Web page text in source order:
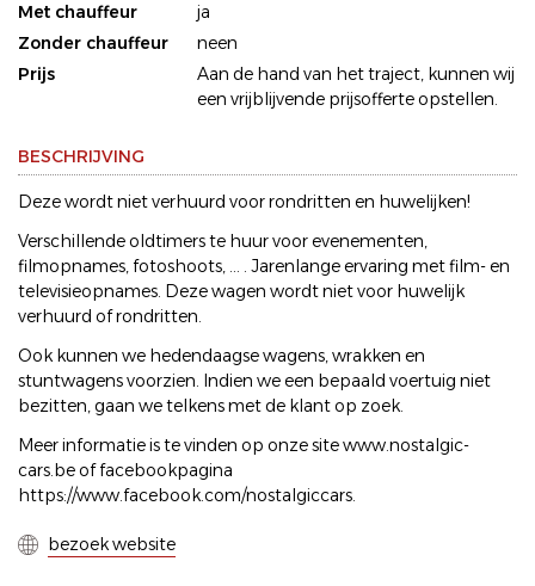
Met chauffeur
ja
Zonder chauffeur
neen
Prijs
Aan de hand van het traject, kunnen wij
een vrijblijvende prijsofferte opstellen.
BESCHRIJVING
Deze wordt niet verhuurd voor rondritten en huwelijken!
Verschillende oldtimers te huur voor evenementen,
filmopnames, fotoshoots, ... . Jarenlange ervaring met film- en
televisieopnames. Deze wagen wordt niet voor huwelijk
verhuurd of rondritten.
Ook kunnen we hedendaagse wagens, wrakken en
stuntwagens voorzien. Indien we een bepaald voertuig niet
bezitten, gaan we telkens met de klant op zoek.
Meer informatie is te vinden op onze site www.nostalgic-
cars.be of facebookpagina
https://www.facebook.com/nostalgiccars.
bezoek website